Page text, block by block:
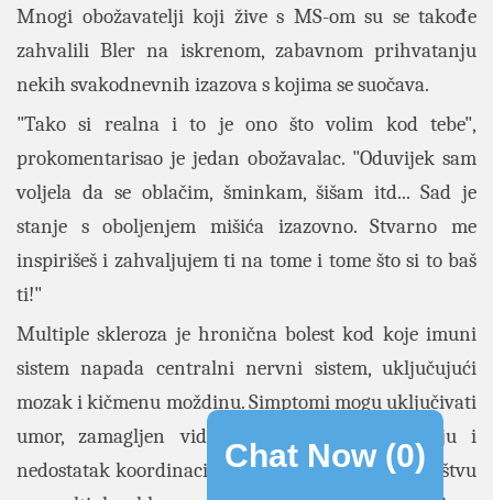
Mnogi obožavatelji koji žive s MS-om su se takođe
zahvalili Bler na iskrenom, zabavnom prihvatanju
nekih svakodnevnih izazova s kojima se suočava.
"Tako si realna i to je ono što volim kod tebe",
prokomentarisao je jedan obožavalac. "Oduvijek sam
voljela da se oblačim, šminkam, šišam itd... Sad je
stanje s oboljenjem mišića izazovno. Stvarno me
inspirišeš i zahvaljujem ti na tome i tome što si to baš
ti!"
Multiple skleroza je hronična bolest kod koje imuni
sistem napada centralni nervni sistem, uključujući
mozak i kičmenu moždinu. Simptomi mogu uključivati
umor, zamagljen vid, poteškoće u balansiranju i
nedostatak koordinacije, prema Nacionalnom društvu
Chat Now (0)